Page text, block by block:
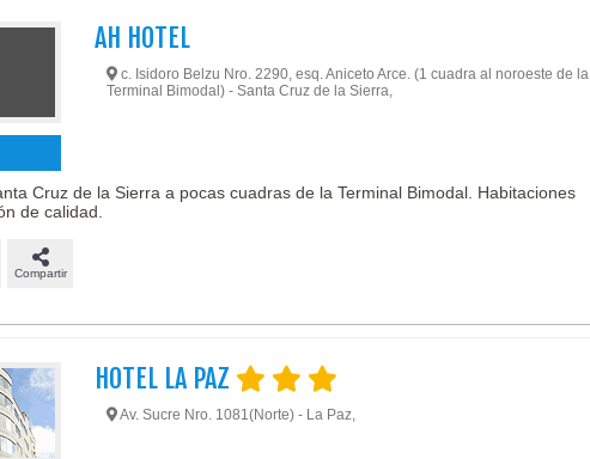
AH HOTEL
c. Isidoro Belzu Nro. 2290, esq. Aniceto Arce. (1 cuadra al noroeste de la
Terminal Bimodal) - Santa Cruz de la Sierra,
Cruz de la Sierra a pocas cuadras de la Terminal Bimodal. Habitaciones
de calidad.
Compartir
HOTEL LA PAZ
Av. Sucre Nro. 1081(Norte) - La Paz,